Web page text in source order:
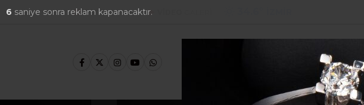
FOTOGALERİ
4 saniye sonra reklam kapanacaktır.